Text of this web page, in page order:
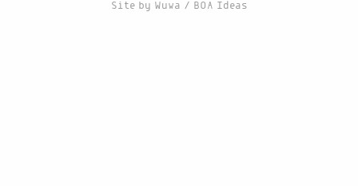
Site by Wuwa / BOA Ideas